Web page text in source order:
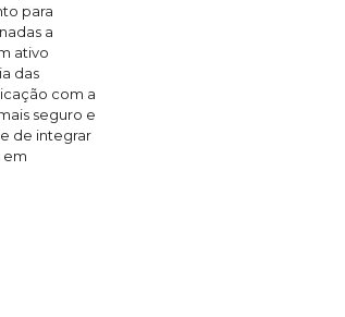
para
a
ativo
das
com a
seguro e
de integrar
em